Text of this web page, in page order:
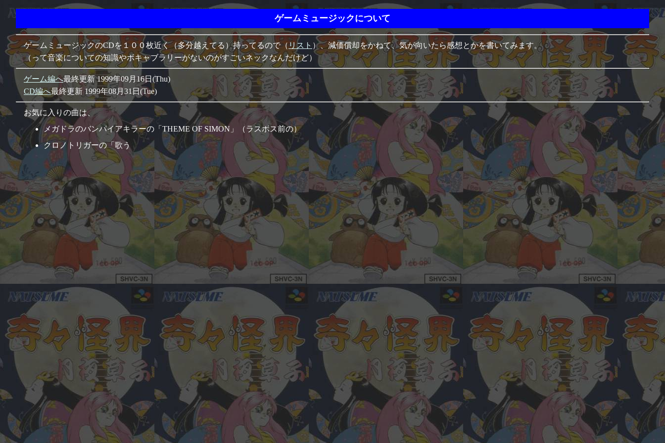
ゲームミュージックについて
ゲームミュージックのCDを１００枚近く（多分越えてる）持ってるので（リスト ）、減価償却をかねて、気が向いたら感想とかを書いてみます。
（って音楽についての知識やボキャブラリーがないのがすごいネックなんだけど）
ゲーム編へ最終更新 1999年09月16日(Thu)
CD編へ最終更新 1999年08月31日(Tue)
お気に入りの曲は、
メガドラのバンパイアキラーの「THEME OF SIMON」（ラスボス前の）
クロノトリガーの「歌う